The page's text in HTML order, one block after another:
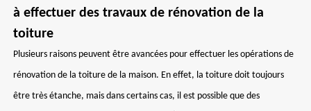
à effectuer des travaux de rénovation de la
toiture
Plusieurs raisons peuvent être avancées pour effectuer les opérations de
rénovation de la toiture de la maison. En effet, la toiture doit toujours
être très étanche, mais dans certains cas, il est possible que des